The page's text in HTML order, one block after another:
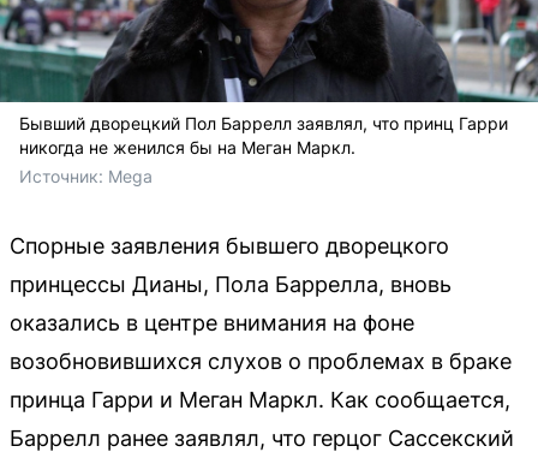
Бывший дворецкий Пол Баррелл заявлял, что принц Гарри
никогда не женился бы на Меган Маркл.
Источник: Mega
Спорные заявления бывшего дворецкого
принцессы Дианы, Пола Баррелла, вновь
оказались в центре внимания на фоне
возобновившихся слухов о проблемах в браке
принца Гарри и Меган Маркл. Как сообщается,
Баррелл ранее заявлял, что герцог Сассекский